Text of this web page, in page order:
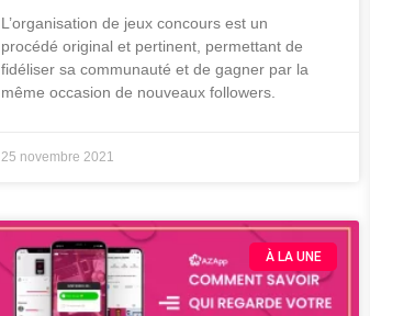
L’organisation de jeux concours est un
procédé original et pertinent, permettant de
fidéliser sa communauté et de gagner par la
même occasion de nouveaux followers.
25 novembre 2021
À LA UNE